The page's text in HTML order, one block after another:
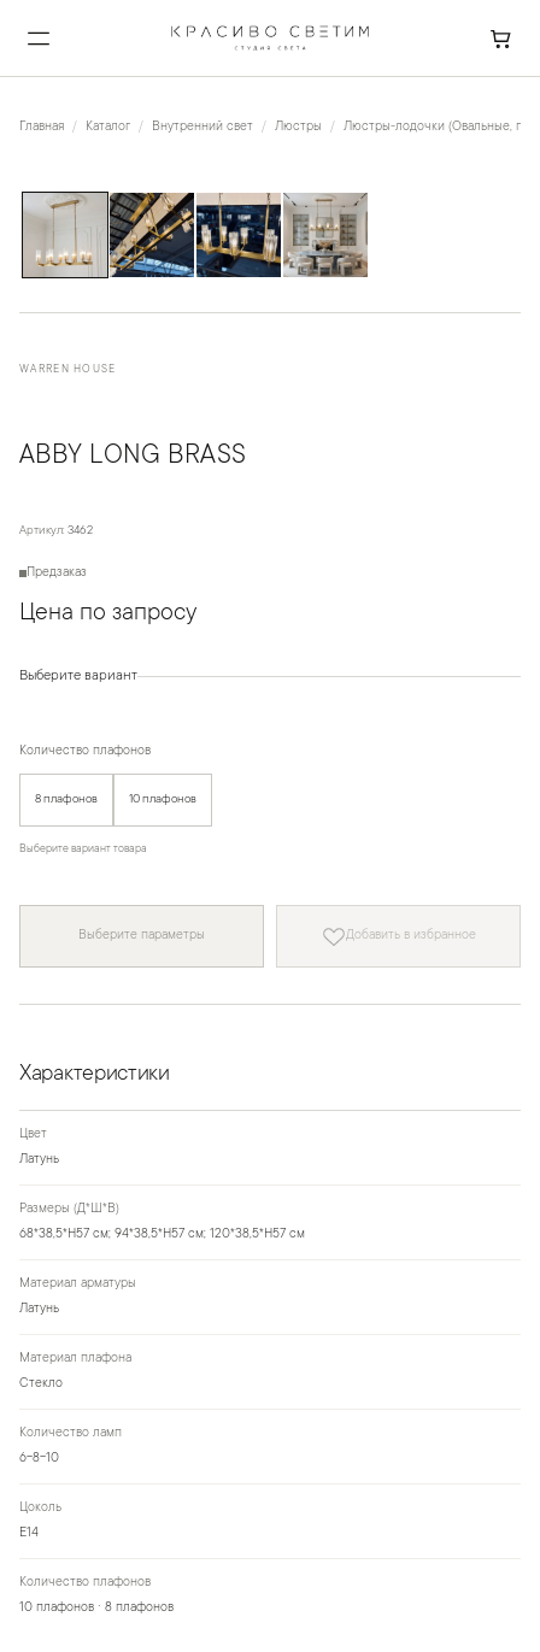
Главная Каталог Внутренний свет Люстры Люстры-лодочки (Овальные,
WARREN HOUSE
ABBY LONG BRASS
Артикул: 3462
Предзаказ
Цена по запросу
Выберите вариант
Количество плафонов
8 плафонов 10 плафонов
Выберите вариант товара
Выберите параметры Добавить в избранное
Характеристики
Цвет
Латунь
Размеры (Д*Ш*В)
68*38,5*H57 см; 94*38,5*H57 см; 120*38,5*H57 см
Материал арматуры
Латунь
Материал плафона
Стекло
Количество ламп
6-8-10
Цоколь
Е14
Количество плафонов
10 плафонов · 8 плафонов